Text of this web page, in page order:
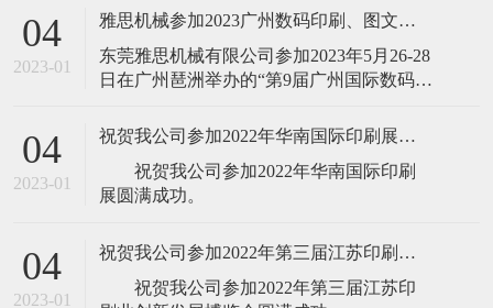
速胶装联动线、高速三面切书机、数码折
配锁一体机、NO SPACE不空格高速全自动
锁线机、高速
04
2023-01
雅思机械参加2023广州数码印刷、图文快印展
​东莞雅思机械有限公司参加2023年5月26-28
日在广州琶洲举办的“第9届广州国际数码印
全自动锁线机，欢迎业界人士莅临雅思机
市雅思机械设备有限公司是一家专业设
计、制造、销售、服务于
04
2023-01
祝贺我公司参加2022年华南国际印刷展圆满成功
祝贺我公司参加2022年华南国际印刷
04
2023-01
祝贺我公司参加2022年第三届江苏印刷业创新发展博览会圆满成功
祝贺我公司参加2022年第三届江苏印